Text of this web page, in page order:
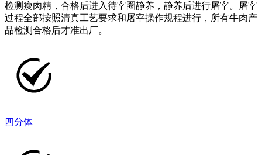
检测瘦肉精，合格后进入待宰圈静养，静养后进行屠宰。屠宰
过程全部按照清真工艺要求和屠宰操作规程进行，所有牛肉产
品检测合格后才准出厂。
四分体